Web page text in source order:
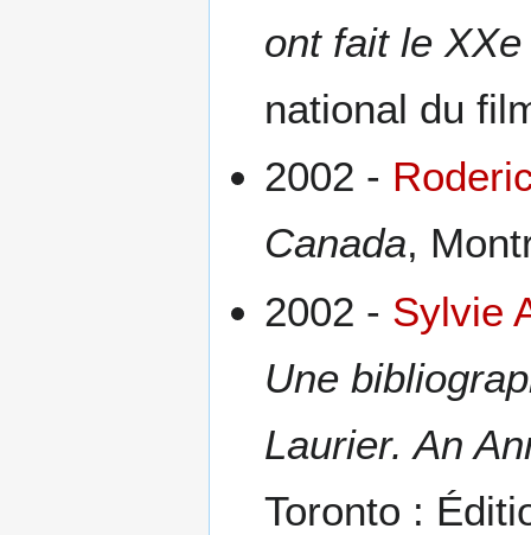
ont fait le
national du
2002 -
Canada,
2002 - Sylvie
Une
Laurier. An
Toronto :